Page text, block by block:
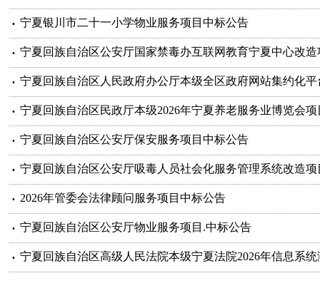
宁夏银川市二十一小学物业服务项目中标公告
宁夏回族自治区公安厅国家禁毒办互联网教育宁夏中心改
宁夏回族自治区人民政府办公厅本级全区政府网站集约化
宁夏回族自治区民政厅本级2026年宁夏养老服务业博览会
宁夏回族自治区公安厅保安服务项目中标公告
宁夏回族自治区公安厅吸毒人员社会化服务管理系统改造项
2026年管委会法律顾问服务项目中标公告
宁夏回族自治区公安厅物业服务项目.中标公告
宁夏回族自治区高级人民法院本级宁夏法院2026年信息系